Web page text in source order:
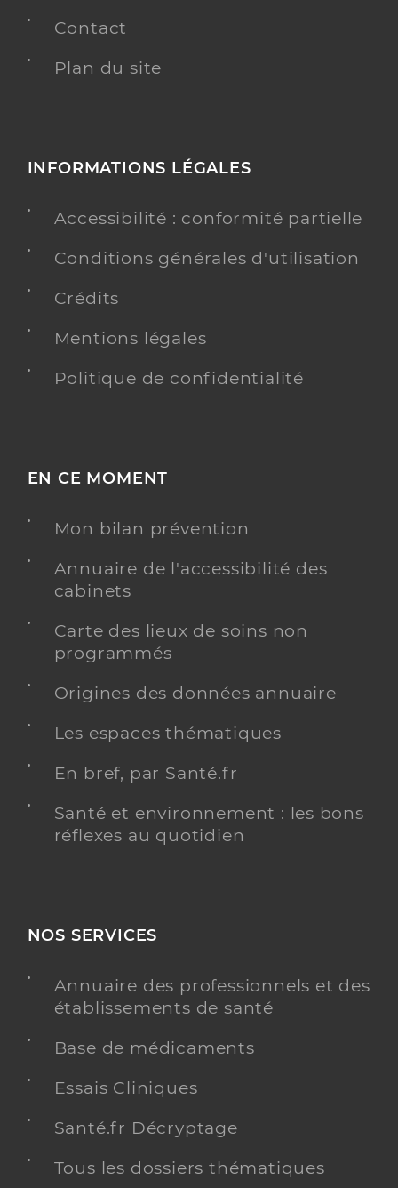
Contact
Plan du site
INFORMATIONS LÉGALES
Accessibilité : conformité partielle
Conditions générales d'utilisation
Crédits
Mentions légales
Politique de confidentialité
EN CE MOMENT
Mon bilan prévention
Annuaire de l'accessibilité des
cabinets
Carte des lieux de soins non
programmés
Origines des données annuaire
Les espaces thématiques
En bref, par Santé.fr
Santé et environnement : les bons
réflexes au quotidien
NOS SERVICES
Annuaire des professionnels et des
établissements de santé
Base de médicaments
Essais Cliniques
Santé.fr Décryptage
Tous les dossiers thématiques